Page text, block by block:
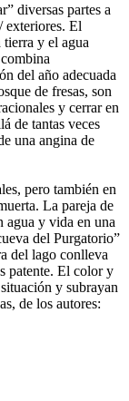
diversas partes a
exteriores. El
y el agua
del año adecuada
de fresas, son
y cerrar en
de tantas veces
una angina de
pero también en
La pareja de
agua y vida en una
del Purgatorio”
del lago conlleva
patente. El color y
y subrayan
de los autores: